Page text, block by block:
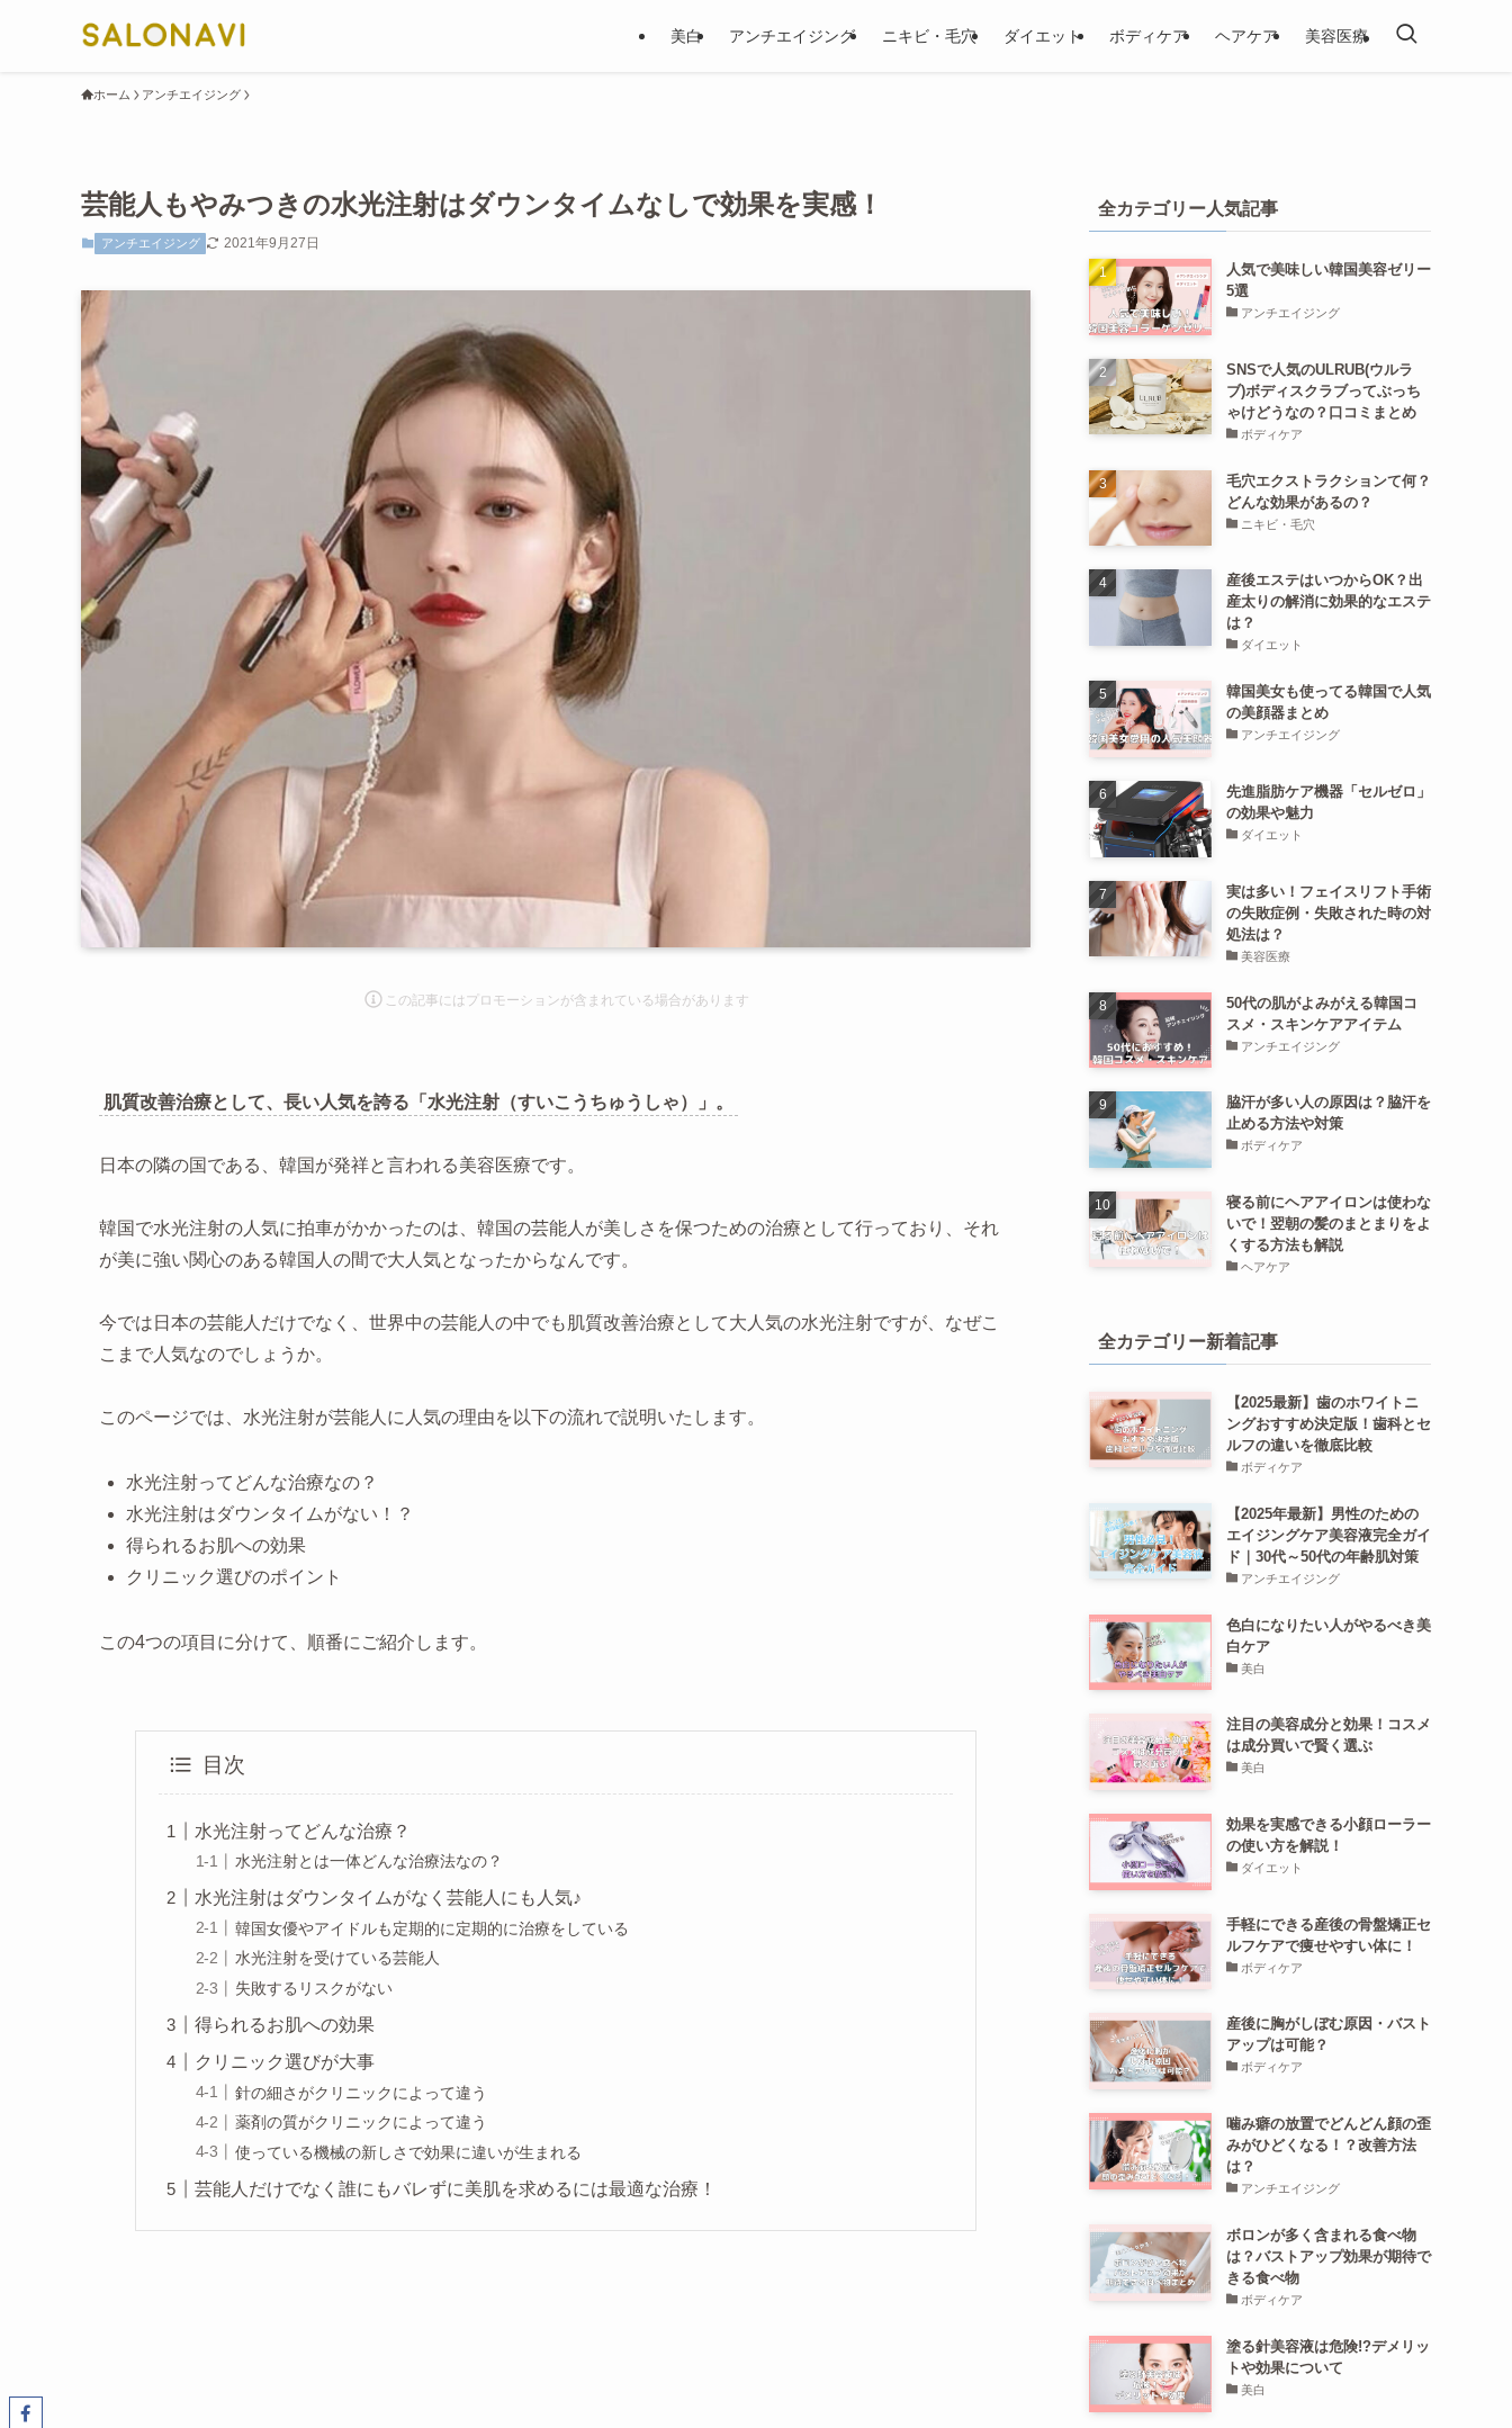
美白 アンチエイジング ニキビ・毛穴 ダイエット ボディケア ヘアケア 美容医療
ホーム アンチエイジング
芸能人もやみつきの水光注射はダウンタイムなしで効果を実感！
アンチエイジング 2021年9月27日
この記事にはプロモーションが含まれて いる場合があります
肌質改善治療として、長い人気を誇る「水光注射（すいこうちゅうしゃ）」。
日本の隣の国である、韓国が発祥と言われる美容医療です。
韓国で水光注射の人気に拍車がかかったのは、韓国の芸能人が美しさを保つための治療として行っており、それ
が美に強い関心のある韓国人の間で大人気となったからなんです。
今では日本の芸能人だけでなく、世界中の芸能人の中でも肌質改善治療として大人気の水光注射ですが、なぜこ
こまで人気なのでしょうか。
このページでは、水光注射が芸能人に人気の理由を以下の流れで説明いたします。
水光注射ってどんな治療なの？
水光注射はダウンタイムがない！？
得られるお肌への効果
クリニック選びのポイント
この4つの項目に分けて、順番にご紹介します。
目次
水光注射ってどんな治療？
水光注射とは一体どんな治療法なの？
水光注射はダウンタイムがなく芸能人にも人気♪
韓国女優やアイドルも定期的に定期的に治療をしている
水光注射を受けている芸能人
失敗するリスクがない
得られるお肌への効果
クリニック選びが大事
針の細さがクリニックによって違う
薬剤の質がクリニックによって違う
使っている機械の新しさで効果に違いが生まれる
芸能人だけでなく誰にもバレずに美肌を求めるには最適な治療！
全カテゴリー人気記事
人気で美味しい韓国美容ゼリー
5選
アンチエイジング
SNSで人気のULRUB(ウルラ
ブ)ボディスクラブってぶっち
ゃけどうなの？口コミまとめ
ボディケア
毛穴エクストラクションて何？
どんな効果があるの？
ニキビ・毛穴
産後エステはいつからOK？出
産太りの解消に効果的なエステ
は？
ダイエット
韓国美女も使ってる韓国で人気
の美顔器まとめ
アンチエイジング
先進脂肪ケア機器「セルゼロ」
の効果や魅力
ダイエット
実は多い！フェイスリフト手術
の失敗症例・失敗された時の対
処法は？
美容医療
50代の肌がよみがえる韓国コ
スメ・スキンケアアイテム
アンチエイジング
脇汗が多い人の原因は？脇汗を
止める方法や対策
ボディケア
寝る前にヘアアイロンは使わな
いで！翌朝の髪のまとまりをよ
くする方法も解説
ヘアケア
全カテゴリー新着記事
【2025最新】歯のホワイトニ
ングおすすめ決定版！歯科とセ
ルフの違いを徹底比較
ボディケア
【2025年最新】男性のための
エイジングケア美容液完全ガイ
ド｜30代～50代の年齢肌対策
アンチエイジング
色白になりたい人がやるべき美
白ケア
美白
注目の美容成分と効果！コスメ
は成分買いで賢く選ぶ
美白
効果を実感できる小顔ローラー
の使い方を解説！
ダイエット
手軽にできる産後の骨盤矯正セ
ルフケアで痩せやすい体に！
ボディケア
産後に胸がしぼむ原因・バスト
アップは可能？
ボディケア
噛み癖の放置でどんどん顔の歪
みがひどくなる！？改善方法
は？
アンチエイジング
ボロンが多く含まれる食べ物
は？バストアップ効果が期待で
きる食べ物
ボディケア
塗る針美容液は危険!?デメリッ
トや効果について
美白